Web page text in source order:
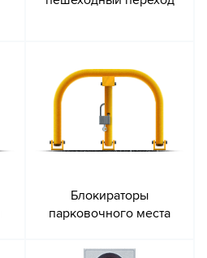
Блокираторы
парковочного места